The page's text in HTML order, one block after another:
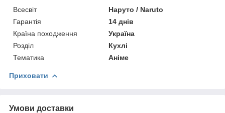
Всесвіт
Наруто / Naruto
Гарантія
14 днів
Країна походження
Україна
Розділ
Кухлі
Тематика
Аніме
Приховати
Умови доставки